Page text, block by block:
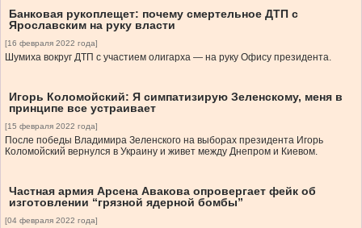
Банковая рукоплещет: почему смертельное ДТП с
Ярославским на руку власти
[16 февраля 2022 года]
Шумиха вокруг ДТП с участием олигарха — на руку Офису президента.
Игорь Коломойский: Я симпатизирую Зеленскому, меня в
принципе все устраивает
[15 февраля 2022 года]
После победы Владимира Зеленского на выборах президента Игорь
Коломойский вернулся в Украину и живет между Днепром и Киевом.
Частная армия Арсена Авакова опровергает фейк об
изготовлении “грязной ядерной бомбы”
[04 февраля 2022 года]